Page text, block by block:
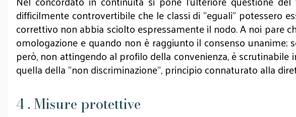
difficilmente controvertibile che le classi di “eguali” potessero
correttivo non abbia sciolto espressamente il nodo. A noi pare
omologazione e quando non è raggiunto il consenso
però, non attingendo al profilo della convenienza, è
quella della “non discriminazione”, principio connaturato alla
4 . Misure protettive